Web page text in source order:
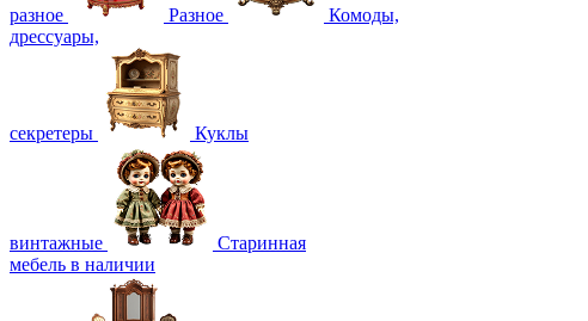
разное Разное
Комоды,
дрессуары,
секретеры Куклы
винтажные
Старинная
мебель в наличии